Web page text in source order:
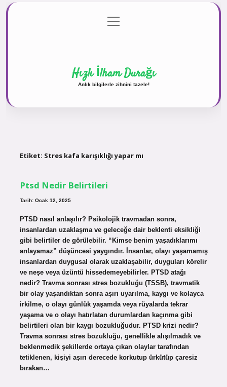
Gizlilik Politikası
menüyü
aç
Hızlı İlham Durağı
Anlık bilgilerle zihnini tazele!
Etiket: Stres kafa karışıklığı yapar mı
Ptsd Nedir Belirtileri
Tarih: Ocak 12, 2025
PTSD nasıl anlaşılır? Psikolojik travmadan sonra,
insanlardan uzaklaşma ve geleceğe dair beklenti eksikliği
gibi belirtiler de görülebilir. “Kimse benim yaşadıklarımı
anlayamaz” düşüncesi yaygındır. İnsanlar, olayı yaşamamış
insanlardan duygusal olarak uzaklaşabilir, duyguları körelir
ve neşe veya üzüntü hissedemeyebilirler. PTSD atağı
nedir? Travma sonrası stres bozukluğu (TSSB), travmatik
bir olay yaşandıktan sonra aşırı uyarılma, kaygı ve kolayca
irkilme, o olayı günlük yaşamda veya rüyalarda tekrar
yaşama ve o olayı hatırlatan durumlardan kaçınma gibi
belirtileri olan bir kaygı bozukluğudur. PTSD krizi nedir?
Travma sonrası stres bozukluğu, genellikle alışılmadık ve
beklenmedik şekillerde ortaya çıkan olaylar tarafından
tetiklenen, kişiyi aşırı derecede korkutup ürkütüp çaresiz
bırakan…